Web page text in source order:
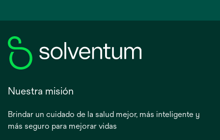
Nuestra misión
Brindar un cuidado de la salud mejor, más inteligente y
más seguro para mejorar vidas